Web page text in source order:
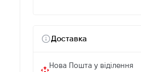
Доставка
Нова Пошта у віділення